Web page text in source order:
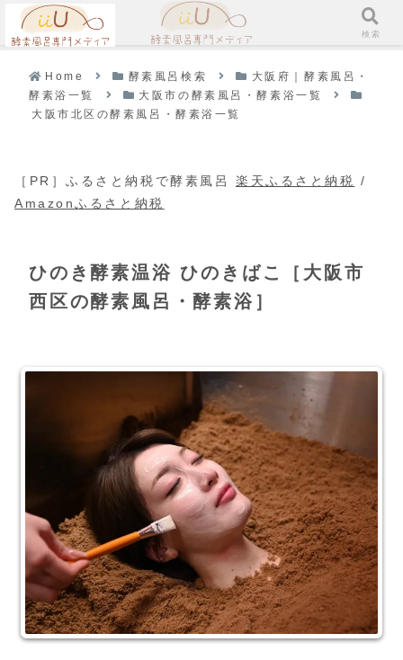
Home 酵素風呂検索
大阪府｜酵素風呂・
酵素浴一覧
大阪市の酵素風呂・酵素浴一覧
大阪市北区の酵素風呂・酵素浴一覧
［PR］ふるさと納税で酵素風呂 楽天ふるさと納税 /
Amazonふるさと納税
ひのき酵素温浴 ひのきばこ［大阪市
西区の酵素風呂・酵素浴］
メニュー 検索